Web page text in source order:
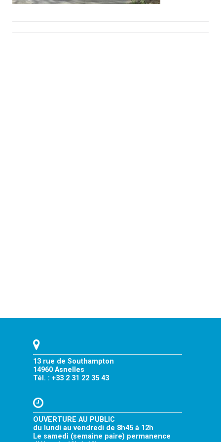
13 rue de Southampton
14960 Asnelles
Tél. : +33 2 31 22 35 43
OUVERTURE AU PUBLIC
du lundi au vendredi de 8h45 à 12h
Le samedi (semaine paire) permanence